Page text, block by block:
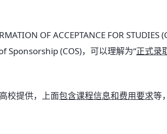
OF ACCEPTANCE FOR STUDIES
Sponsorship (COS)，可以理解为“正式录
校提供，上面包含课程信息和费用要求等